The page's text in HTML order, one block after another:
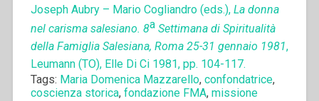
Joseph Aubry – Mario Cogliandro (eds.), La donna
nel carisma salesiano. 8aSettimana di Spiritualità
della Famiglia Salesiana, Roma 25-31 gennaio 1981,
Leumann (TO), Elle Di Ci 1981, pp. 104-117.
Tags: Maria Domenica Mazzarello, confondatrice,
coscienza storica, fondazione FMA, missione